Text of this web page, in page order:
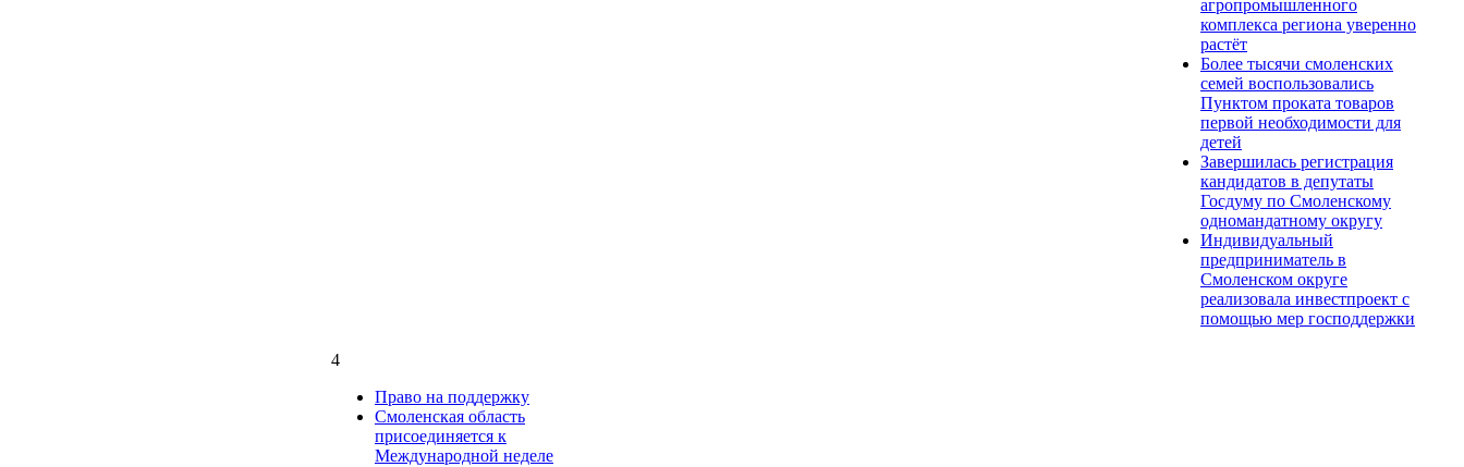
агропромышленного
комплекса региона уверенно
растёт
Более тысячи смоленских
семей воспользовались
Пунктом проката товаров
первой необходимости для
детей
Завершилась регистрация
кандидатов в депутаты
Госдуму по Смоленскому
одномандатному округу
Индивидуальный
предприниматель в
Смоленском округе
реализовала инвестпроект с
помощью мер господдержки
4
Право на поддержку
Смоленская область
присоединяется к
Международной неделе